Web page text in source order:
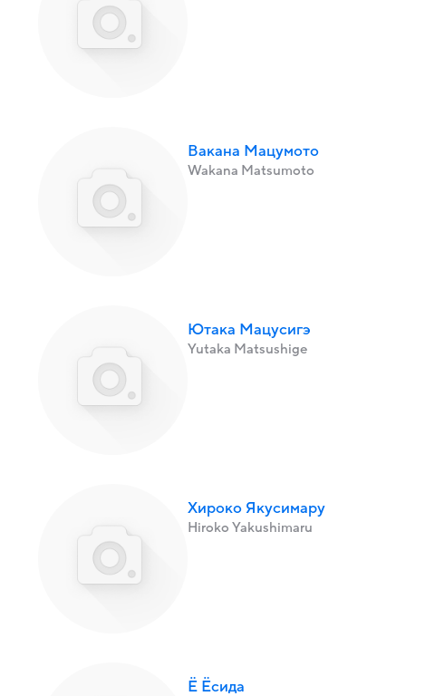
Вакана Мацумото
Wakana Matsumoto
Ютака Мацусигэ
Yutaka Matsushige
Хироко Якусимару
Hiroko Yakushimaru
Ё Ёсида